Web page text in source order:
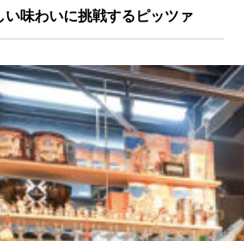
い味わいに挑戦するピッツァ